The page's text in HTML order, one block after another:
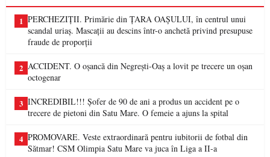
1 PERCHEZIȚII. Primărie din ȚARA OAȘULUI, în centrul unui
scandal uriaș. Mascații au descins într-o anchetă privind presupuse
fraude de proporții
2 ACCIDENT. O oșancă din Negrești-Oaș a lovit pe trecere un oșan
octogenar
3 INCREDIBIL!!! Șofer de 90 de ani a produs un accident pe o
trecere de pietoni din Satu Mare. O femeie a ajuns la spital
4 PROMOVARE. Veste extraordinară pentru iubitorii de fotbal din
Sătmar! CSM Olimpia Satu Mare va juca în Liga a II-a